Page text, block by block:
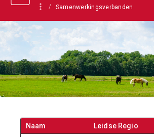
Samenwerkingsverbanden
Naam Leidse Regio